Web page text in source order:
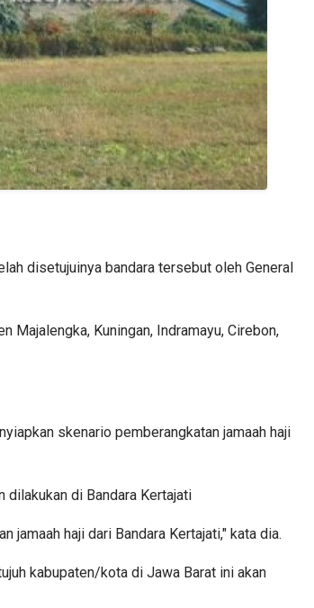
disetujuinya bandara tersebut oleh General
Majalengka, Kuningan, Indramayu, Cirebon,
skenario pemberangkatan jamaah haji
dilakukan di Bandara Kertajati
jamaah haji dari Bandara Kertajati," kata dia.
kabupaten/kota di Jawa Barat ini akan